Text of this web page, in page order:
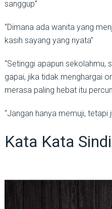
sanggup”
“Dimana ada wanita yang
kasih sayang yang nyata”
“Setinggi apapun sekolahmu,
gapai, jika tidak menghargai
merasa paling hebat itu
“Jangan hanya memuji, tetapi
Kata Kata